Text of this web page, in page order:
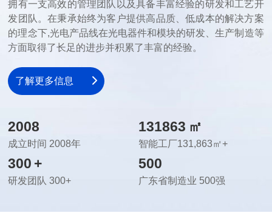
方面取得了长足的进步并积累了丰富的经验。
了解更多信息
2008
成立时间 2008年
131863 ㎡
智能工厂131,863㎡+
300 +
研发团队 300+
500
广东省制造业 500强